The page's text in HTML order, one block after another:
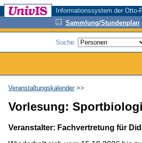
Informationssystem der
Sammlung/Stundenplan
Suche:
Veranstaltungskalender>>
Vorlesung:
Veranstalter: Fachvertretung für